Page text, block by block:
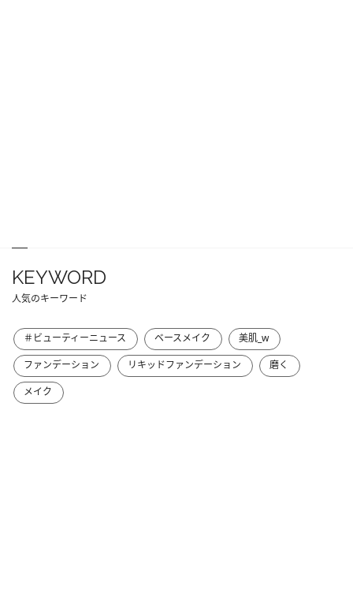
KEYWORD
人気のキーワード
＃ビューティーニュース ベースメイク
美肌_w
ファンデーション
リキッドファンデーション
磨く
メイク